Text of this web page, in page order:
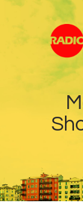
Home
Radio
News